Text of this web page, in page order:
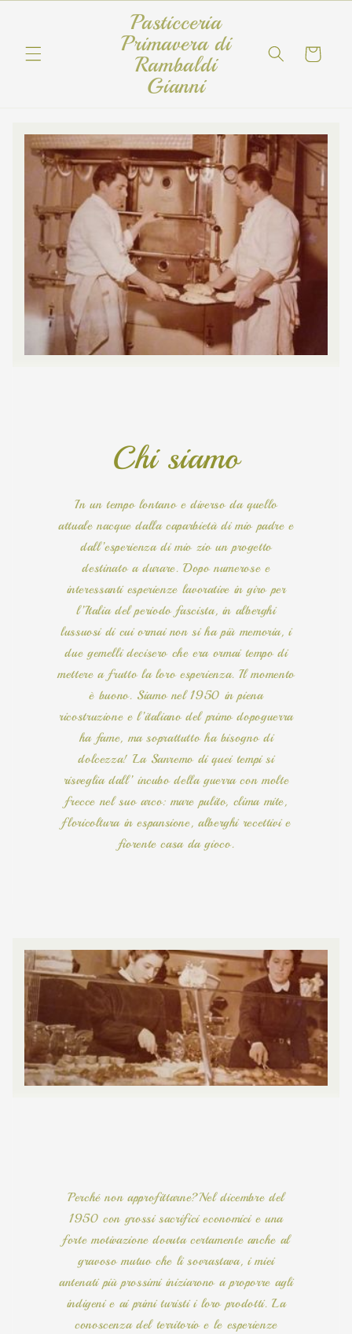
Vai
Pasticceria
Primavera di
Rambaldi
Gianni
Carrello
Chi siamo
In un tempo lontano e diverso da quello
attuale nacque dalla caparbietà di mio padre e
dall’esperienza di mio zio un progetto
destinato a durare. Dopo numerose e
interessanti esperienze lavorative in giro per
l’Italia del periodo fascista, in alberghi
lussuosi di cui ormai non si ha più memoria, i
due gemelli decisero che era ormai tempo di
mettere a frutto la loro esperienza. Il momento
è buono. Siamo nel 1950 in piena
ricostruzione e l’italiano del primo dopoguerra
ha fame, ma soprattutto ha bisogno di
dolcezza! La Sanremo di quei tempi si
risveglia dall’ incubo della guerra con molte
frecce nel suo arco: mare pulito, clima mite,
floricoltura in espansione, alberghi recettivi e
fiorente casa da gioco.
Perché non approfittarne?Nel dicembre del
1950 con grossi sacrifici economici e una
forte motivazione dovuta certamente anche al
gravoso mutuo che li sovrastava, i miei
antenati più prossimi iniziarono a proporre agli
indigeni e ai primi turisti i loro prodotti. La
conoscenza del territorio e le esperienze